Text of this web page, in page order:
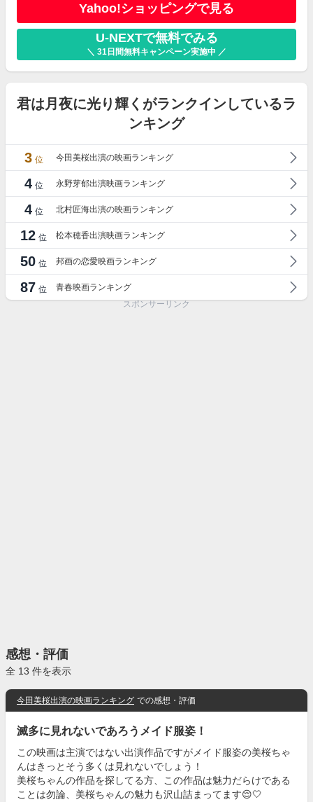
Yahoo!ショッピングで見る
U-NEXTで無料でみる
＼ 31日間無料キャンペーン実施中 ／
君は月夜に光り輝くがランクインしているラ
ンキング
3 位 今田美桜出演の映画ランキング
4 位 永野芽郁出演映画ランキング
4 位 北村匠海出演の映画ランキング
12 位 松本穂香出演映画ランキング
50 位 邦画の恋愛映画ランキング
87 位
青春映画ランキング
スポンサーリンク
感想・評価
全 13 件を表示
今田美桜出演の映画ランキング での感想・評価
滅多に見れないであろうメイド服姿！
この映画は主演ではない出演作品ですがメイド服姿の美桜ちゃ
んはきっとそう多くは見れないでしょう！
美桜ちゃんの作品を探してる方、この作品は魅力だらけである
ことは勿論、美桜ちゃんの魅力も沢山詰まってます😌🤍